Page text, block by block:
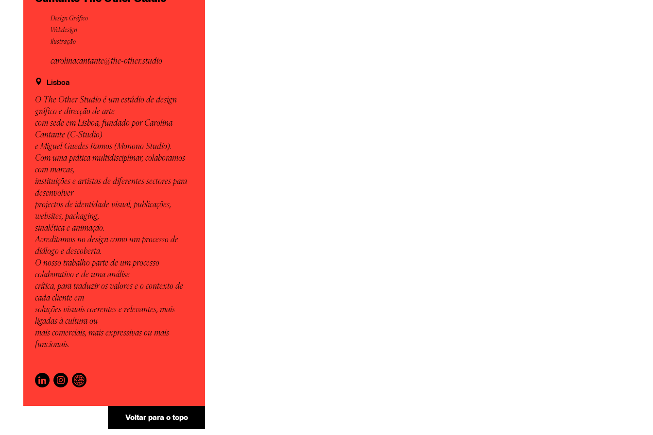
Design Gráfico
Webdesign
Ilustração
carolinacantante@the-other.studio
Lisboa
O The Other Studio é um estúdio de design
gráfico e direcção de arte
com sede em Lisboa, fundado por Carolina
Cantante (C-Studio)
e Miguel Guedes Ramos (Monono Studio).
Com uma prática multidisciplinar, colaboramos
com marcas,
instituições e artistas de diferentes sectores para
desenvolver
projectos de identidade visual, publicações,
websites, packaging,
sinalética e animação.
Acreditamos no design como um processo de
diálogo e descoberta.
O nosso trabalho parte de um processo
colaborativo e de uma análise
crítica, para traduzir os valores e o contexto de
cada cliente em
soluções visuais coerentes e relevantes, mais
ligadas à cultura ou
mais comerciais, mais expressivas ou mais
funcionais.
Voltar para o topo